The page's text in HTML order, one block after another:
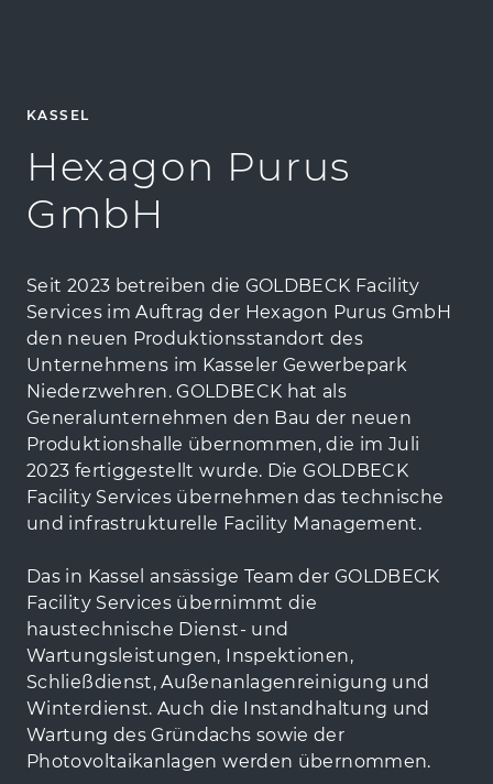
KASSEL
Hexagon Purus
GmbH
Seit 2023 betreiben die GOLDBECK Facility
Services im Auftrag der Hexagon Purus GmbH
den neuen Produktionsstandort des
Unternehmens im Kasseler Gewerbepark
Niederzwehren. GOLDBECK hat als
Generalunternehmen den Bau der neuen
Produktionshalle übernommen, die im Juli
2023 fertiggestellt wurde. Die GOLDBECK
Facility Services übernehmen das technische
und infrastrukturelle Facility Management.
Das in Kassel ansässige Team der GOLDBECK
Facility Services übernimmt die
haustechnische Dienst- und
Wartungsleistungen, Inspektionen,
Schließdienst, Außenanlagenreinigung und
Winterdienst. Auch die Instandhaltung und
Wartung des Gründachs sowie der
Photovoltaikanlagen werden übernommen.